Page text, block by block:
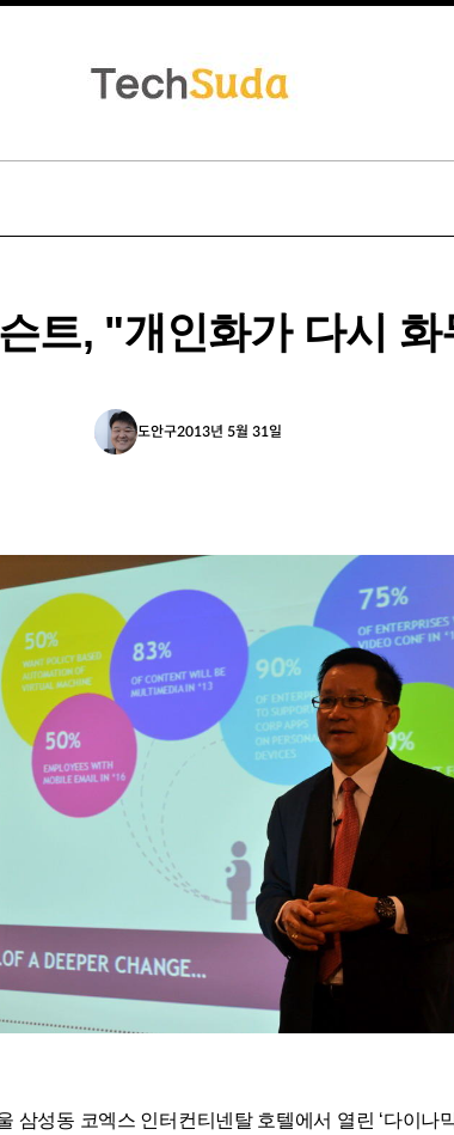
트, "개인화가 다시 화
도안구2013년 5월 31일
삼성동 코엑스 인터컨티넨탈 호텔에서 열린 ‘다이나